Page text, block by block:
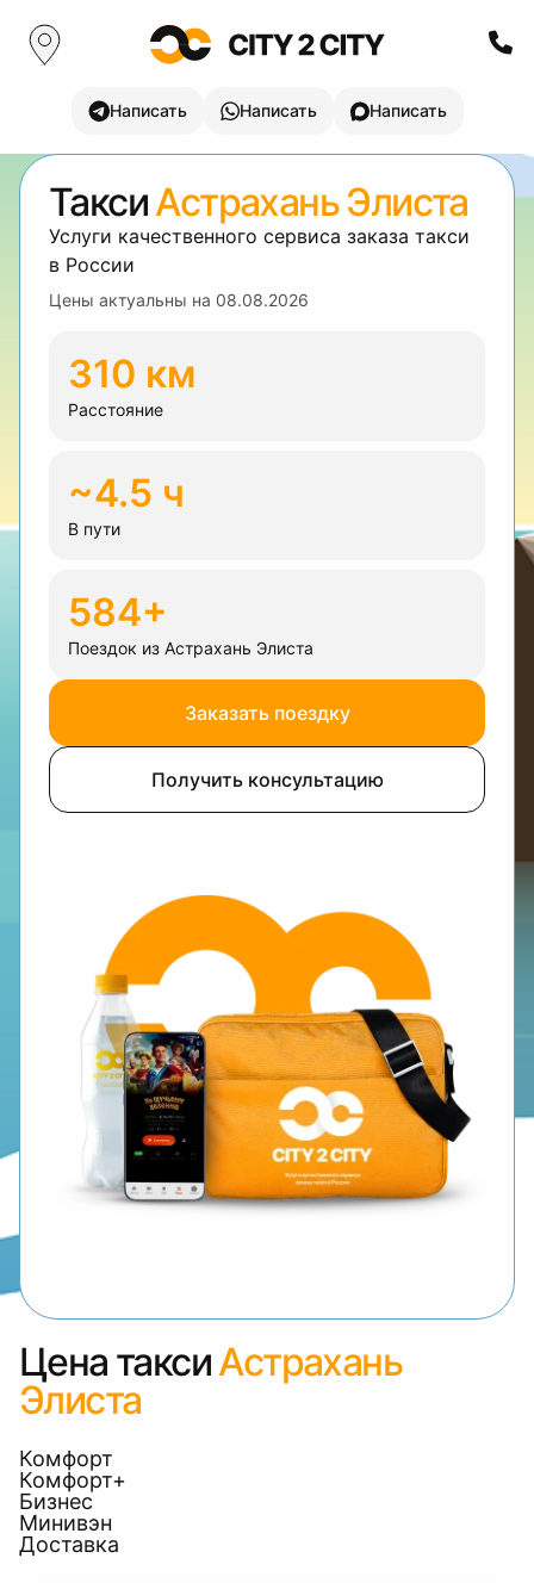
Написать Написать Написать
ТаксиАстрахань Элиста
Услуги качественного сервиса заказа такси
в России
Цены актуальны на 08.08.2026
310 км
Расстояние
~4.5 ч
В пути
584+
Поездок из Астрахань Элиста
Заказать поездку
Получить консультацию
Цена таксиАстрахань
Элиста
Комфорт
Комфорт+
Бизнес
Минивэн
Доставка